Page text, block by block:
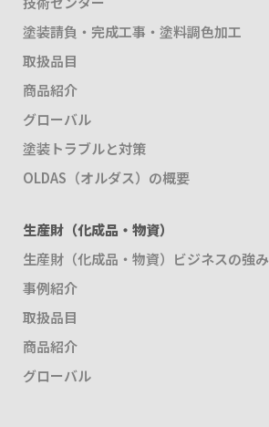
塗装請負・完成工事・塗料調色加工
取扱品目
商品紹介
グローバル
塗装トラブルと対策
OLDAS（オルダス）の概要
生産財（化成品・物資）
生産財（化成品・物資）ビジネスの強み
事例紹介
取扱品目
商品紹介
グローバル